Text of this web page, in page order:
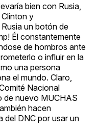
bien con Rusia,
y
un botón de
Él constantemente
de hombros ante
o influir en la
una persona
el mundo. Claro,
Nacional
de nuevo MUCHAS
hacen
del DNC por usar un